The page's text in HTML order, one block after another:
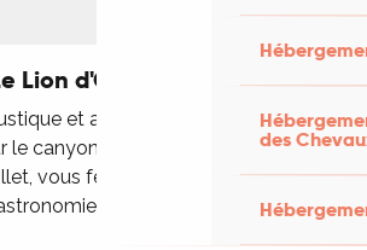
des
Lion d'Or
et agréable avec une vue
le canyon de l'Alzou, Le chef,
vous fera découvrir ou
et les...